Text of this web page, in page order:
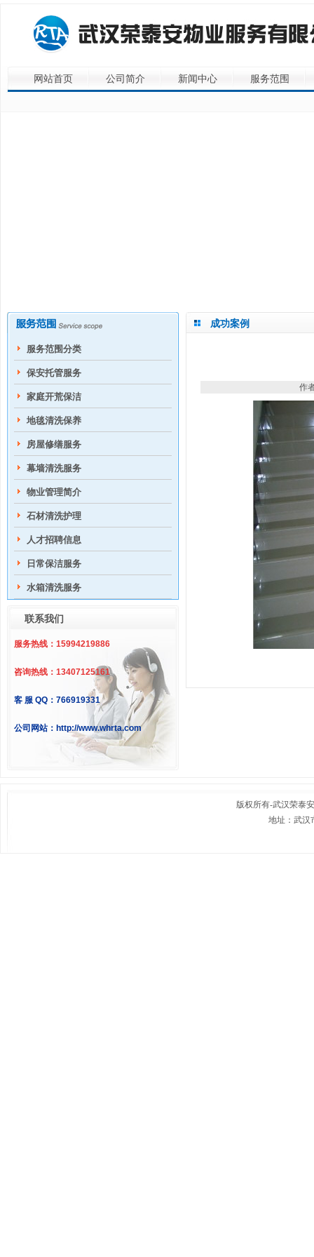
网站首页 公司简介 新闻中心 服务范围
服务范围分类
保安托管服务
家庭开荒保洁
地毯清洗保养
房屋修缮服务
幕墙清洗服务
物业管理简介
石材清洗护理
人才招聘信息
日常保洁服务
水箱清洗服务
联系我们
服务热线：15994219886
咨询热线：13407125161
客 服 QQ：766919331
公司网站：http://www.whrta.com
成功案例
作
版权所有-武汉荣泰
地址：武汉市